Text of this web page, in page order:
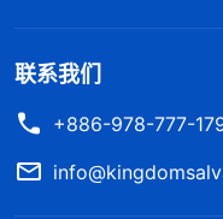
联系我们
+886-978-777-